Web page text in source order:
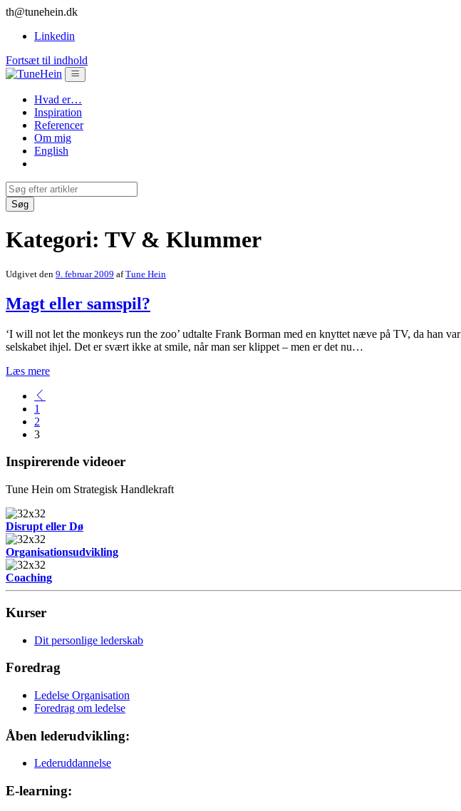
th@tunehein.dk
Linkedin
Fortsæt til indhold
Hvad er…
Inspiration
Referencer
Om mig
English
Kategori: TV & Klummer
Udgivet den 9. februar 2009 af Tune Hein
Magt eller samspil?
‘I will not let the monkeys run the zoo’ udtalte Frank Borman med en knyttet næve på TV, da han
selskabet ihjel. Det er svært ikke at smile, når man ser klippet – men er det nu…
Læs mere
1
2
3
Inspirerende videoer
Tune Hein om Strategisk Handlekraft
Disrupt eller Dø
Organisationsudvikling
Coaching
Kurser
Dit personlige lederskab
Foredrag
Ledelse Organisation
Foredrag om ledelse
Åben lederudvikling:
Lederuddannelse
E-learning: